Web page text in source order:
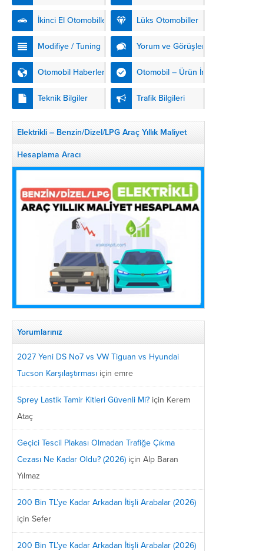
İkinci El Otomobiller Lüks Otomobiller
Modifiye / Tuning Yorum ve Görüşler
Otomobil Haberleri Otomobil – Ürün İnceleme
Teknik Bilgiler Trafik Bilgileri
Elektrikli – Benzin/Dizel/LPG Araç Yıllık Maliyet
Hesaplama Aracı
Yorumlarınız
2027 Yeni DS No7 vs VW Tiguan vs Hyundai
Tucson Karşılaştırması için emre
Sprey Lastik Tamir Kitleri Güvenli Mi? için Kerem
Ataç
Geçici Tescil Plakası Olmadan Trafiğe Çıkma
Cezası Ne Kadar Oldu? (2026) için Alp Baran
Yılmaz
200 Bin TL’ye Kadar Arkadan İtişli Arabalar (2026)
için Sefer
200 Bin TL’ye Kadar Arkadan İtişli Arabalar (2026)